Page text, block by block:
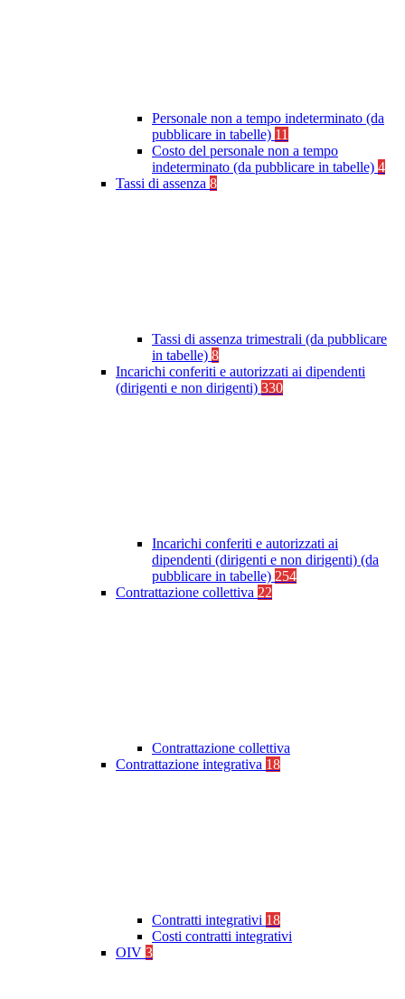
Personale non a tempo indeterminato (da
pubblicare in tabelle) 11
Costo del personale non a tempo
indeterminato (da pubblicare in tabelle) 4
Tassi di assenza 8
Tassi di assenza trimestrali (da pubblicare
in tabelle) 8
Incarichi conferiti e autorizzati ai dipendenti
(dirigenti e non dirigenti) 330
Incarichi conferiti e autorizzati ai
dipendenti (dirigenti e non dirigenti) (da
pubblicare in tabelle) 254
Contrattazione collettiva 22
Contrattazione collettiva
Contrattazione integrativa 18
Contratti integrativi 18
Costi contratti integrativi
OIV 3